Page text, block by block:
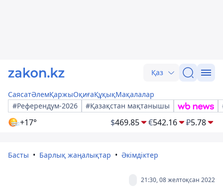
Қаз
СаясатӘлемҚаржыОқиғаҚұқықМақалалар
#Референдум-2026
#Қазақстан мақтанышы
+17° $469.85 €542.16 ₽5.78
Басты Барлық жаңалықтар Әкімдіктер
21:30, 08 желтоқсан 2022